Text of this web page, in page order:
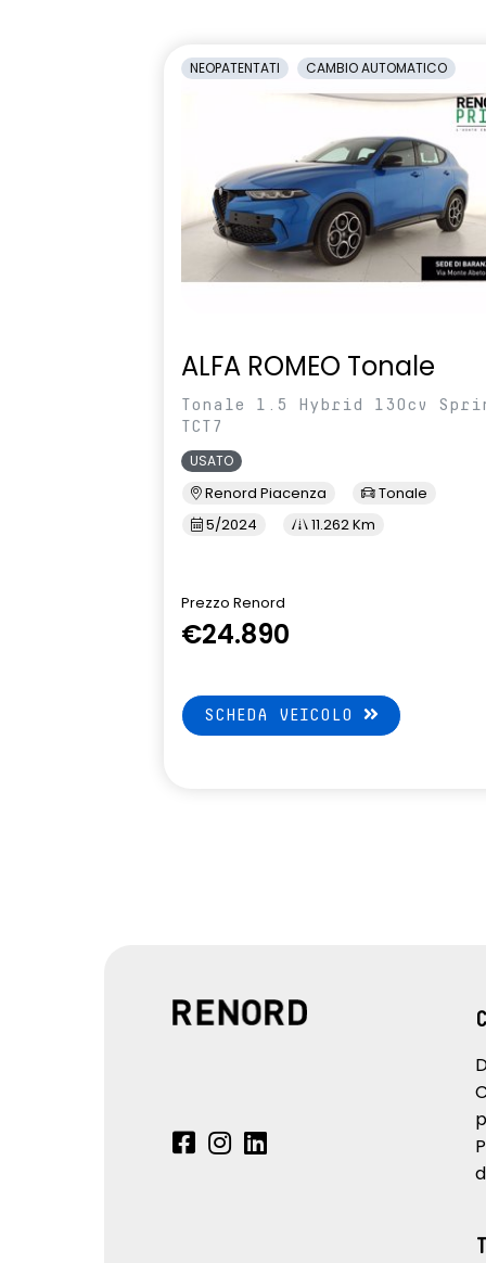
Paraurti verniciati in tinta
carrozzeria
Retrovisore
Selleria in
nero
Sistema di
pressione
Tavolini pieghevoli e scorrevoli
Velocità
NEOPATENTATI CAMBIO AUTOMATICO
ALFA ROMEO Tonale
Tonale 1.5 Hybrid 130cv
TCT7
USATO
Renord Piacenza
Tonale
5/2024
11.262 Km
Prezzo Renord
€24.890
SCHEDA VEICOLO